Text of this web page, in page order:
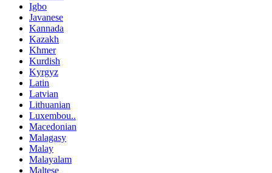
Igbo
Javanese
Kannada
Kazakh
Khmer
Kurdish
Kyrgyz
Latin
Latvian
Lithuanian
Luxembou..
Macedonian
Malagasy
Malay
Malayalam
Maltese